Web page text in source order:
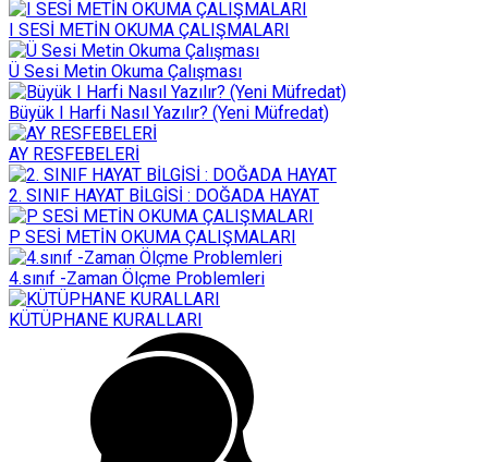
I SESİ METİN OKUMA ÇALIŞMALARI
Ü Sesi Metin Okuma Çalışması
Büyük I Harfi Nasıl Yazılır? (Yeni Müfredat)
AY RESFEBELERİ
2. SINIF HAYAT BİLGİSİ : DOĞADA HAYAT
P SESİ METİN OKUMA ÇALIŞMALARI
4.sınıf -Zaman Ölçme Problemleri
KÜTÜPHANE KURALLARI